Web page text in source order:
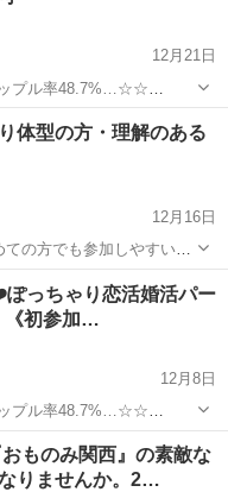
12月21日
プル率48.7%…☆☆
けぽ女性】と 【ぽちゃ
好き男性】限定パーティ ★゜･｡･｡･゜☆゜･｡･｡･゜★ ...
ぽっちゃり
体型の方・理解のある
12月16日
の方でも参加しやすい、
指しています。 ・男女
ぽっちゃり
っちゃり恋活婚活パー
《初参加…
12月8日
プル率48.7%…☆☆
けぽ女性】と 【ぽちゃ
好き男性】限定パーティ ★゜･｡･｡･゜☆゜･｡･｡･゜★ ...
ぽっちゃり
ものみ関西』の素敵な
りませんか。2…